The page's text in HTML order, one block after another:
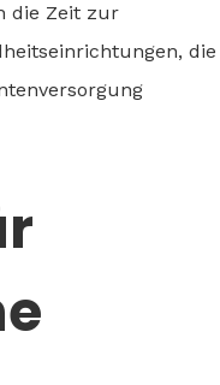
die Zeit zur
die